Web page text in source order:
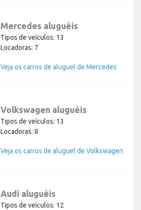
Mercedes aluguéis
Tipos de veículos: 13
Locadoras: 7
Veja os carros de aluguel de Mercedes
Volkswagen aluguéis
Tipos de veículos: 13
Locadoras: 8
Veja os carros de aluguel de Volkswagen
Audi aluguéis
Tipos de veículos: 12